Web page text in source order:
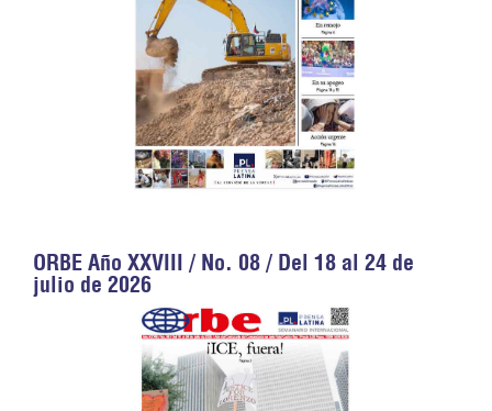
ORBE Año XXVIII / No. 08 / Del 18 al 24 de
julio de 2026